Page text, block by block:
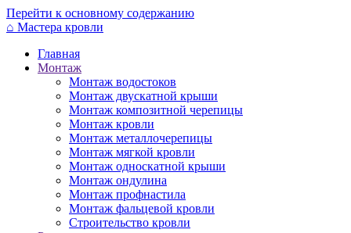
Перейти к основному содержанию
⌂ Мастера кровли
Главная
Монтаж
Монтаж водостоков
Монтаж двускатной крыши
Монтаж композитной черепицы
Монтаж кровли
Монтаж металлочерепицы
Монтаж мягкой кровли
Монтаж односкатной крыши
Монтаж ондулина
Монтаж профнастила
Монтаж фальцевой кровли
Строительство кровли